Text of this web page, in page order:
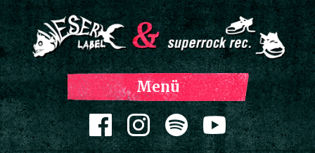
Menü
Zum Inhalt springen